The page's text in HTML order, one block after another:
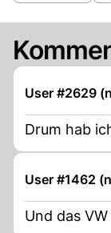
User #2629
Drum hab
User #1462
Und das